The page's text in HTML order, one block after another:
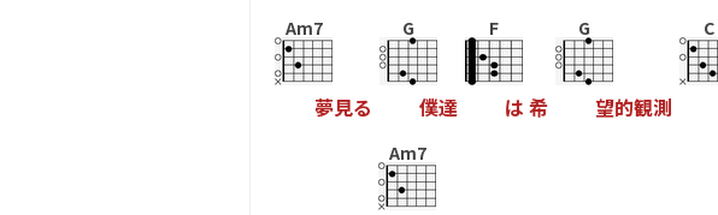
Am7
夢見る
G
僕達
F
は 希
G
望的観測
C
Am7